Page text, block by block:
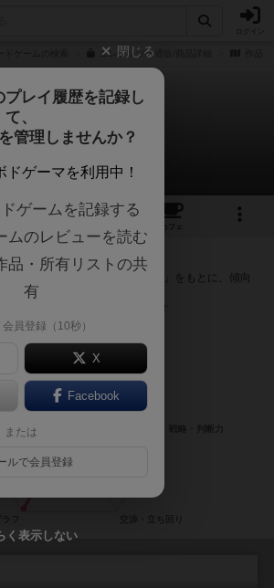
エレメンツの通販/商品詳細
エレメンツ
次のおすすめボードゲーム
3
カフェ
きな方へのおすすめ
で投票された「プレイ感の評価」をもとに、傾向
キング形式で紹介します。
閉じる
レイ履歴を記録し
て、
管理しませんか？
ドゲーマを利用中！
ゲームを記録する
ムのレビューを読む
品・所有リストの共
有
員登録（10秒）
X
Facebook
または
ルで会員登録
く表示しない